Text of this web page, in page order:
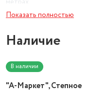
Ширина товара в упаковке, в
Высота товара в упаковке, в
Объем товара в упаковке, в
литрах
Показать полностью
Наличие
"А-Маркет", Степное
В наличии